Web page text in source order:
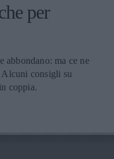
per
abbondano: ma ce ne
Alcuni consigli su
coppia.